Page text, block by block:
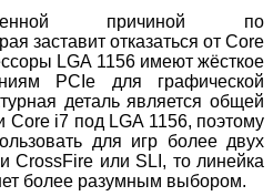
причиной по
заставит отказаться от Core
LGA 1156 имеют жёсткое
PCIe для графической
деталь является общей
Core i7 под LGA 1156, поэтому
для игр более двух
CrossFire или SLI, то линейка
более разумным выбором.